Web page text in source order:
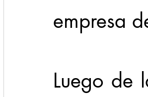
empresa
Luego de